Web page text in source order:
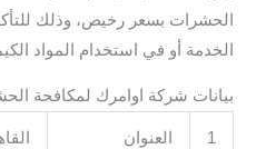
الحشرات بسعر رخيص، وذلك
الخدمة أو في استخدام المواد
بيانات شركة اوامرك لمكافحة
1 العنوان